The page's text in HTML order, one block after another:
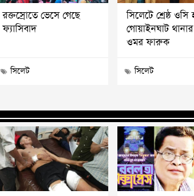
রক্তস্রোতে ভেসে গেছে
ফ্যাসিবাদ
সিলেট
সিলেটে শ্রেষ্ঠ
গোয়াইনঘাট
ওমর ফারুক
সিলেট